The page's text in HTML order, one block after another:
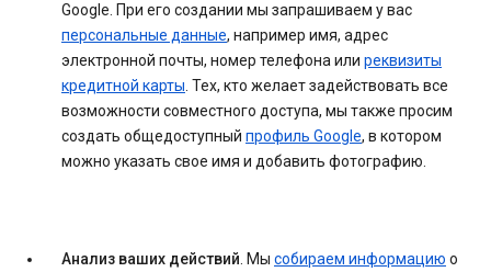
Google. При его создании мы запрашиваем у вас
персональные данные, например имя, адрес
электронной почты, номер телефона или реквизиты
кредитной карты. Тех, кто желает задействовать все
возможности совместного доступа, мы также просим
создать общедоступный профиль Google, в котором
можно указать свое имя и добавить фотографию.
Анализ ваших действий. Мы собираем информацию о